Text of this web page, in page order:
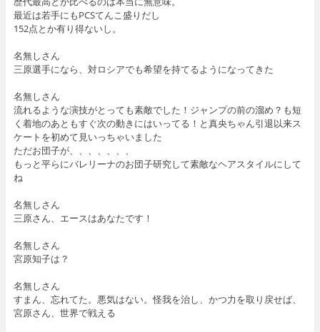
最近は若手にもPCSてんこ盛りだし
152点とか有り得ないし。
名無しさん
三原選手になら、対ロシアでも希望を持てるようになってきた
名無しさん
流れるような演技がとっても素敵でした！ジャンプの前の溜め？も短
く着地のあともすぐ次の動きにはいってる！と真央ちゃん引退以来ス
ケートを初めて見いっちゃいました
ただお団子が、、、、、、、
もっと平らにバレリーナのお団子研究して素敵なヘアスタイルにして
ね
名無しさん
三原さん、エースはあなたです！
名無しさん
宮原知子は？
名無しさん
すまん、忘れてた。悪気はない。怪我を治し、かつ力を取り戻せば、
宮原さん、世界で戦える